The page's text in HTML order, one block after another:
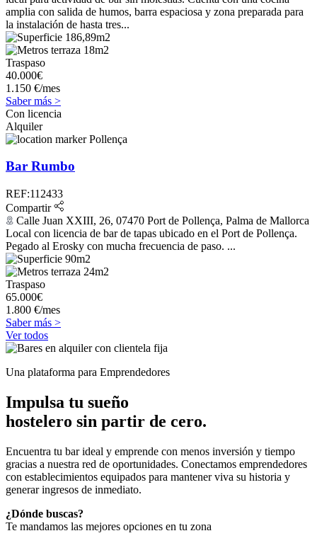
amplia con salida de humos, barra espaciosa y zona preparada para
la instalación de hasta tres...
186,89m2
18m2
Traspaso
40.000€
1.150 €/mes
Saber más >
Con licencia
Alquiler
Pollença
Bar Rumbo
REF:112433
Compartir
Calle Juan XXIII, 26, 07470 Port de Pollença, Palma de Mallorca
Local con licencia de bar de tapas ubicado en el Port de Pollença.
Pegado al Erosky con mucha frecuencia de paso. ...
90m2
24m2
Traspaso
65.000€
1.800 €/mes
Saber más >
Ver todos
Una plataforma para Emprendedores
Impulsa tu sueño
hostelero sin partir de cero.
Encuentra tu bar ideal y emprende con menos inversión y tiempo
gracias a nuestra red de oportunidades. Conectamos emprendedores
con establecimientos equipados para mantener viva su historia y
generar ingresos de inmediato.
¿Dónde buscas?
Te mandamos las mejores opciones en tu zona